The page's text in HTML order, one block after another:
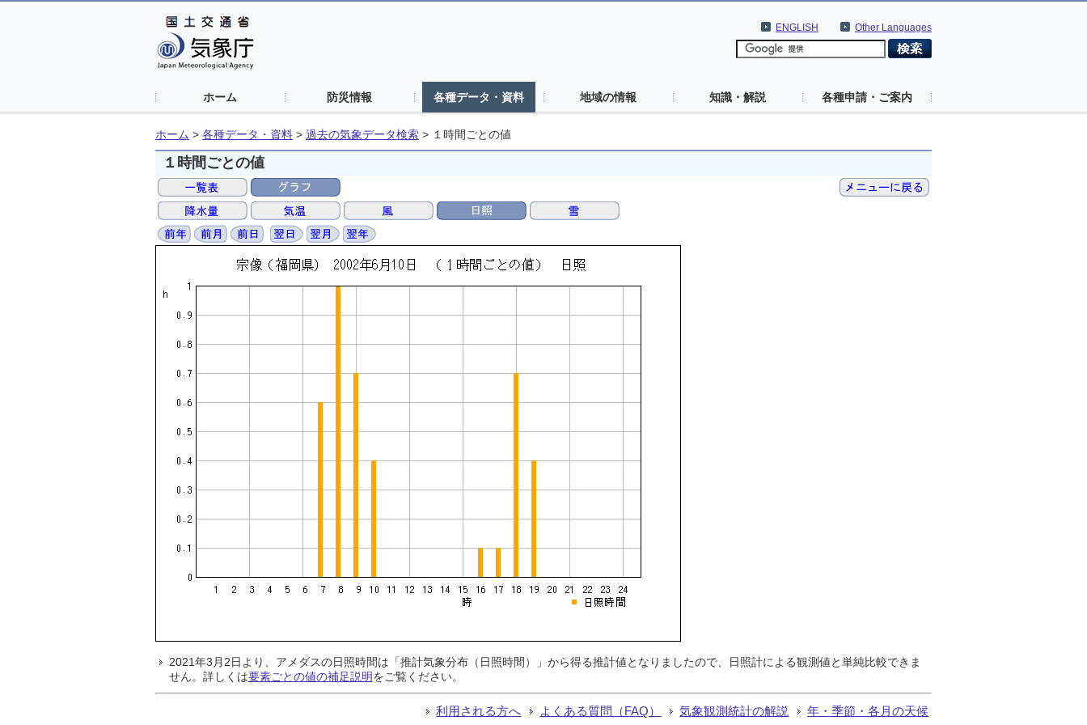
Other Languages
ENGLISH
ホーム 防災情報 各種データ・資料 地域の情報 知識・解説 各種申請・ご案内
ホーム > 各種データ・資料 > 過去の気象データ検索 > １時間ごとの値
１時間ごとの値
2021年3月2日より、アメダスの日照時間は「推計気象分布（日照時間）」から得る推計値となりましたので、日照計による観測値と単純比較できま
せん。詳しくは要素ごとの値の補足説明をご覧ください。
利用される方へ よくある質問（FAQ） 気象観測統計の解説 年・季節・各月の天候